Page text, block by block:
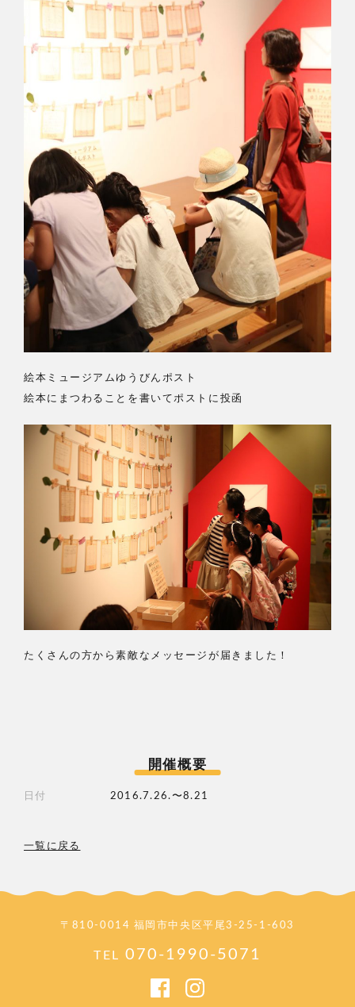
絵本ミュージアムゆうびんポスト
絵本にまつわることを書いてポストに投函
たくさんの方から素敵なメッセージが届きました！
開催概要
日付 2016.7.26.〜8.21
一覧に戻る
〒810-0014 福岡市中央区平尾3-25-1-603
070-1990-5071